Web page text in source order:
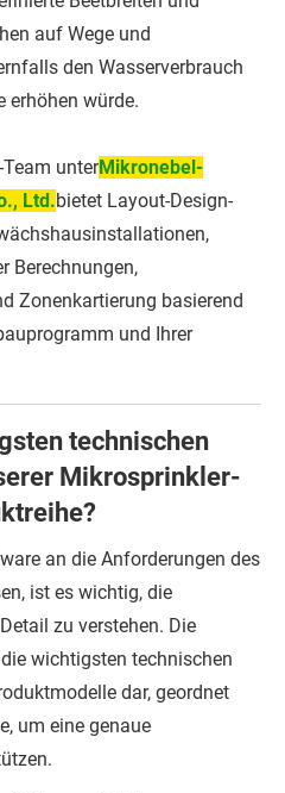
auf Wege und
den Wasserverbrauch
erhöhen würde.
unterMikronebel-
Ltd.bietet Layout-Design-
Berechnungen,
Zonenkartierung basierend
und Ihrer
technischen
Mikrosprinkler-
an die Anforderungen des
ist es wichtig, die
zu verstehen. Die
wichtigsten technischen
dar, geordnet
um eine genaue